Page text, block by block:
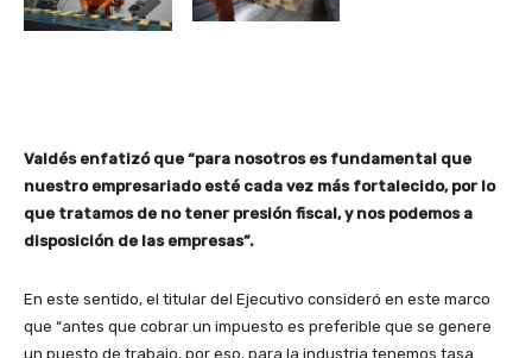
Valdés enfatizó que “para nosotros es fundamental que
nuestro empresariado esté cada vez más fortalecido, por lo
que tratamos de no tener presión fiscal, y nos podemos a
disposición de las empresas”.
En este sentido, el titular del Ejecutivo consideró en este marco
que “antes que cobrar un impuesto es preferible que se genere
un puesto de trabajo, por eso, para la industria tenemos tasa